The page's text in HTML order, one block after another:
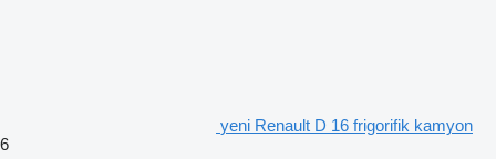
yeni Renault D 16 frigorifik kamyon
6